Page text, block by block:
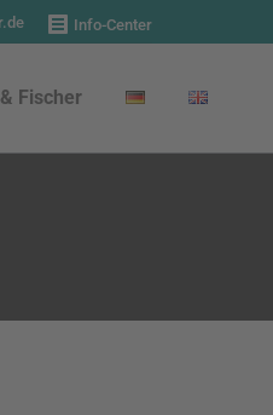
Info-Center
Fischer
Fischer